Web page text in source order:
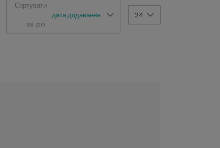
Сортувати
за po:
дата додавання 24